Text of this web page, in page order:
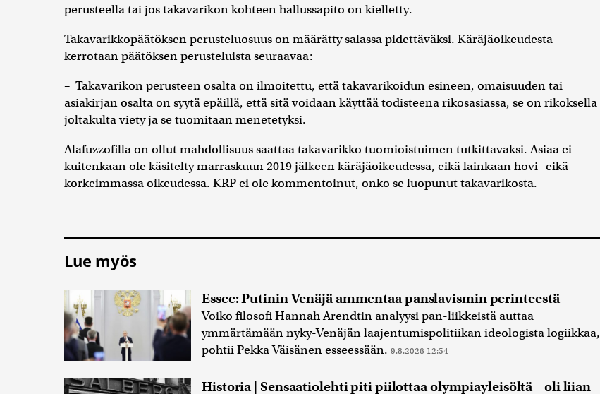
perusteella tai jos takavarikon kohteen hallussapito on kielletty.
Takavarikkopäätöksen perusteluosuus on määrätty salassa pidettäväksi. Käräjäoikeudesta
kerrotaan päätöksen perusteluista seuraavaa:
– Takavarikon perusteen osalta on ilmoitettu, että takavarikoidun esineen, omaisuuden tai
asiakirjan osalta on syytä epäillä, että sitä voidaan käyttää todisteena rikosasiassa, se on rikoksella
joltakulta viety ja se tuomitaan menetetyksi.
Alafuzzofilla on ollut mahdollisuus saattaa takavarikko tuomioistuimen tutkittavaksi. Asiaa ei
kuitenkaan ole käsitelty marraskuun 2019 jälkeen käräjäoikeudessa, eikä lainkaan hovi- eikä
korkeimmassa oikeudessa. KRP ei ole kommentoinut, onko se luopunut takavarikosta.
Lue myös
Essee: Putinin Venäjä ammentaa panslavismin perinteestä
Voiko filosofi Hannah Arendtin analyysi pan-liikkeistä auttaa
ymmärtämään nyky-Venäjän laajentumispolitiikan ideologista logiikkaa,
pohtii Pekka Väisänen esseessään. 9.8.2026 12:54
Historia | Sensaatiolehti piti piilottaa olympiayleisöltä – oli liian